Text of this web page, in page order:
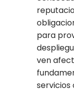
para
ven
servicios